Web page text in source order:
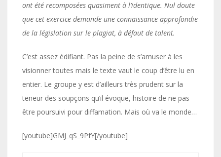
ont été recomposées quasiment à l’identique. Nul doute
que cet exercice demande une connaissance approfondie
de la législation sur le plagiat, à défaut de talent.
C’est assez édifiant. Pas la peine de s’amuser à les
visionner toutes mais le texte vaut le coup d’être lu en
entier. Le groupe y est d’ailleurs très prudent sur la
teneur des soupçons qu’il évoque, histoire de ne pas
être poursuivi pour diffamation. Mais où va le monde…
[youtube]GMJ_qS_9PfY[/youtube]